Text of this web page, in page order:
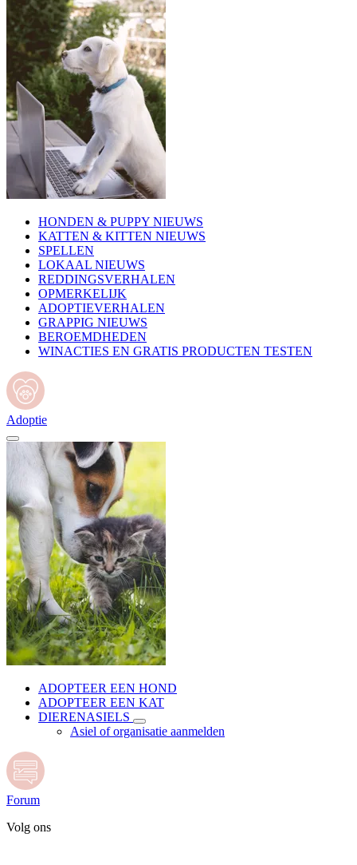
HONDEN & PUPPY NIEUWS
KATTEN & KITTEN NIEUWS
SPELLEN
LOKAAL NIEUWS
REDDINGSVERHALEN
OPMERKELIJK
ADOPTIEVERHALEN
GRAPPIG NIEUWS
BEROEMDHEDEN
WINACTIES EN GRATIS PRODUCTEN TESTEN
Adoptie
ADOPTEER EEN HOND
ADOPTEER EEN KAT
DIERENASIELS
Asiel of organisatie aanmelden
Forum
Volg ons